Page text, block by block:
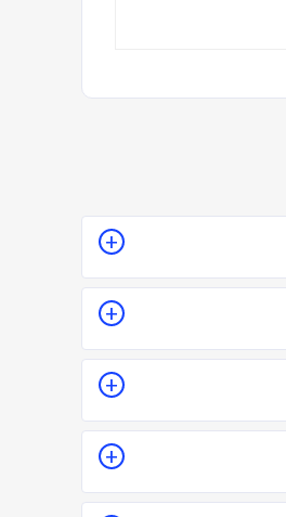
الزيارة والإتفاق.
على تقييم الفنيين